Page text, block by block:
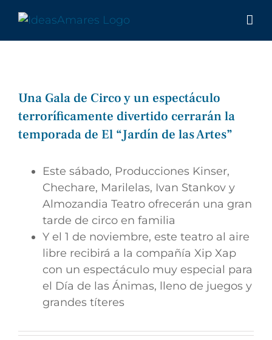
contenido
Una Gala de Circo y un espectáculo
terroríficamente divertido cerrarán la
temporada de El “Jardín de las Artes”
Este sábado, Producciones Kinser,
Chechare, Marilelas, Ivan Stankov y
Almozandia Teatro ofrecerán una gran
tarde de circo en familia
Y el 1 de noviembre, este teatro al aire
libre recibirá a la compañía Xip Xap
con un espectáculo muy especial para
el Día de las Ánimas, lleno de juegos y
grandes títeres